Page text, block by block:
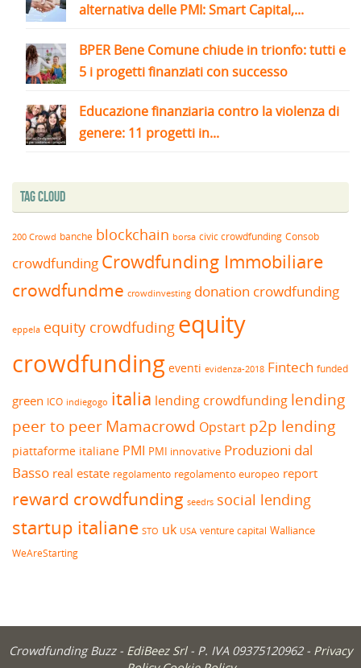
alternativa delle PMI: Smart Capital,...
BPER Bene Comune chiude in trionfo: tutti e
5 i progetti finanziati con successo
Educazione finanziaria contro la violenza di
genere: 11 progetti in...
Tag Cloud
200 Crowd banche blockchain borsa civic crowdfunding Consob
crowdfunding Crowdfunding Immobiliare
crowdfundme crowdinvesting donation crowdfunding
eppela equity crowdfuding equity
crowdfunding eventi evidenza-2018 Fintech funded
green ICO indiegogo italia lending crowdfunding lending
peer to peerMamacrowd Opstart p2p lending
piattaforme italiane PMI PMI innovative Produzioni dal
Basso real estate regolamento regolamento europeo report
reward crowdfunding seedrs social lending
startup italiane STO uk USA venture capital Walliance
WeAreStarting
Crowdfunding Buzz - EdiBeez Srl - P. IVA 09375120962 - Privacy